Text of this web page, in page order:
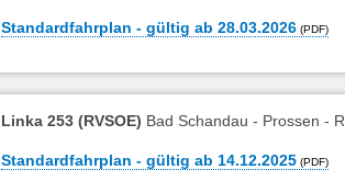
Standardfahrplan - gültig ab 28.03.2026
Linka 253 (RVSOE) Bad Schandau - Prossen -
Standardfahrplan - gültig ab 14.12.2025